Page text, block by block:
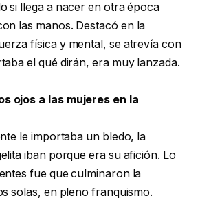
si llega a nacer en otra época
las manos. Destacó en la
física y mental, se atrevía con
el qué dirán, era muy lanzada.
ojos a las mujeres en la
le importaba un bledo, la
iban porque era su afición. Lo
fue que culminaron la
solas, en pleno franquismo.